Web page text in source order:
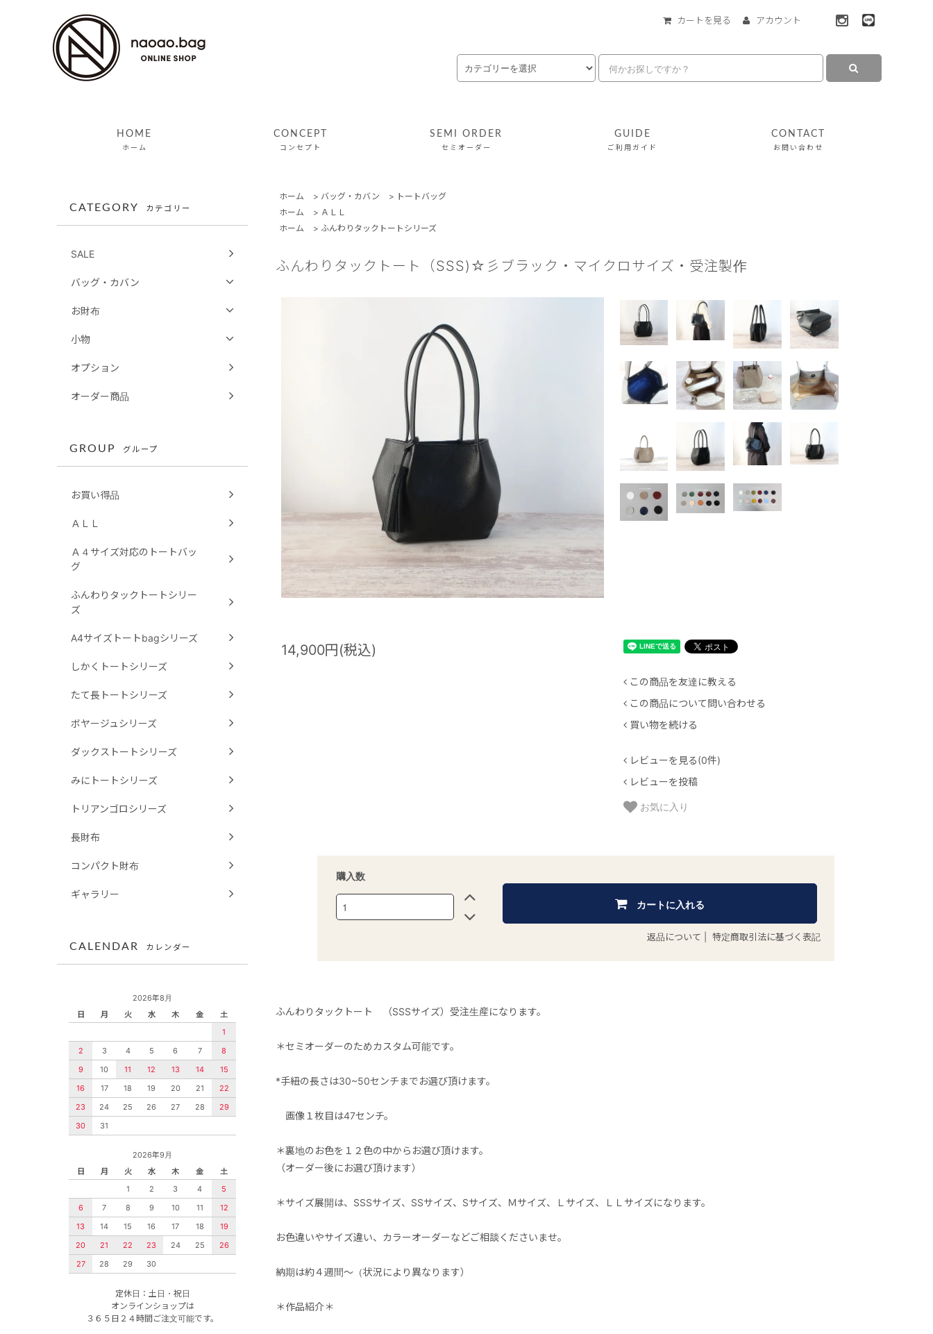
カートを見る アカウント
HOME
ホーム
CONCEPT
コンセプト
SEMI ORDER
セミオーダー
GUIDE
ご利用ガイド
CONTACT
お問い合わせ
ホーム > バッグ・カバン > トートバッグ
ホーム
> ＡＬＬ
ホーム
> ふんわりタックトートシリーズ
ふんわりタックトート（SSS)☆彡ブラック・マイクロサイズ・受注製作
14,900円(税込)
この商品を友達に教える
この商品について問い合わせる
買い物を続ける
レビューを見る(0件)
レビューを投稿
お気に入り
購入数
カートに入れる
返品について 特定商取引法に基づく表記
ふんわりタックトート （SSSサイズ）受注生産になります。
＊セミオーダーのためカスタム可能です。
*手紐の長さは30~50センチまでお選び頂けます。
画像１枚目は47センチ。
＊裏地のお色を１２色の中からお選び頂けます。
（オーダー後にお選び頂けます）
＊サイズ展開は、SSSサイズ、SSサイズ、Sサイズ、Ｍサイズ、Ｌサイズ、ＬＬサイズになります。
お色違いやサイズ違い、カラーオーダーなどご相談くださいませ。
納期は約４週間～（状況により異なります）
＊作品紹介＊
CATEGORY カテゴリー
SALE
バッグ・カバン
お財布
小物
オプション
オーダー商品
GROUP グループ
お買い得品
ＡＬＬ
Ａ４サイズ対応のトートバッ
グ
ふんわりタックトートシリー
ズ
A4サイズトートbagシリーズ
しかくトートシリーズ
たて長トートシリーズ
ボヤージュシリーズ
ダックストートシリーズ
みにトートシリーズ
トリアンゴロシリーズ
長財布
コンパクト財布
ギャラリー
CALENDAR カレンダー
2026年8月
日
月 火 水 木 金
土
1
2
3 4 5 6 7
8
9
10 11 12 13 14
15
16
17 18 19 20 21
22
23
24 25 26 27 28
29
30
31
2026年9月
日
月 火 水 木 金
土
1
2 3 4
5
6
7 8 9 10 11
12
13
14 15 16 17 18
19
20
21 22 23 24 25
26
27
28 29 30
定休日：土日・祝日
オンラインショップは
３６５日２４時間ご注文可能です。